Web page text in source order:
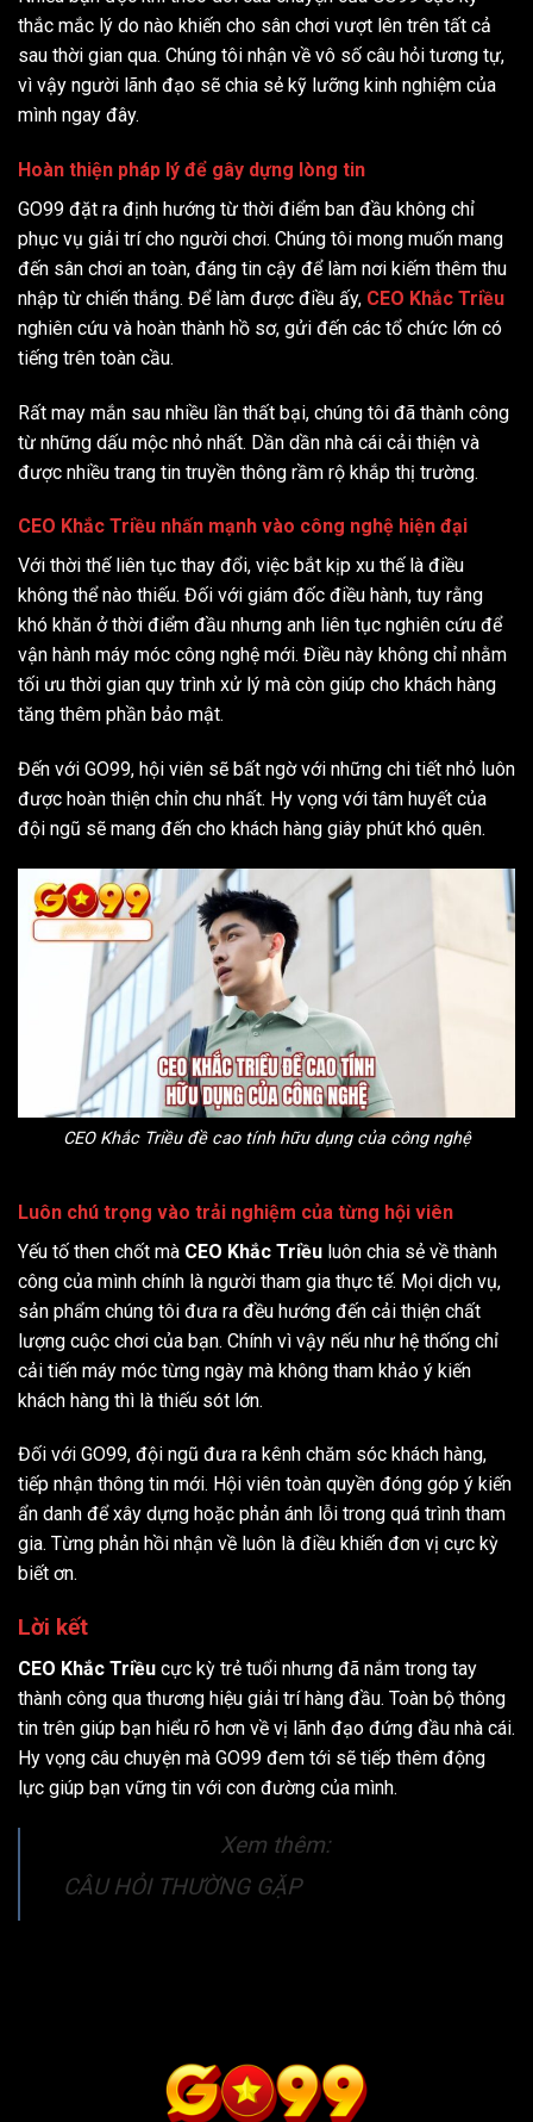
thắc mắc lý do nào khiến cho sân chơi vượt lên trên tất cả
sau thời gian qua. Chúng tôi nhận về vô số câu hỏi tương tự,
vì vậy người lãnh đạo sẽ chia sẻ kỹ lưỡng kinh nghiệm của
mình ngay đây.
Hoàn thiện pháp lý để gây dựng lòng tin
GO99 đặt ra định hướng từ thời điểm ban đầu không chỉ
phục vụ giải trí cho người chơi. Chúng tôi mong muốn mang
đến sân chơi an toàn, đáng tin cậy để làm nơi kiếm thêm thu
nhập từ chiến thắng. Để làm được điều ấy, CEO Khắc Triều
nghiên cứu và hoàn thành hồ sơ, gửi đến các tổ chức lớn có
tiếng trên toàn cầu.
Rất may mắn sau nhiều lần thất bại, chúng tôi đã thành công
từ những dấu mộc nhỏ nhất. Dần dần nhà cái cải thiện và
được nhiều trang tin truyền thông rầm rộ khắp thị trường.
CEO Khắc Triều nhấn mạnh vào công nghệ hiện đại
Với thời thế liên tục thay đổi, việc bắt kịp xu thế là điều
không thể nào thiếu. Đối với giám đốc điều hành, tuy rằng
khó khăn ở thời điểm đầu nhưng anh liên tục nghiên cứu để
vận hành máy móc công nghệ mới. Điều này không chỉ nhằm
tối ưu thời gian quy trình xử lý mà còn giúp cho khách hàng
tăng thêm phần bảo mật.
Đến với GO99, hội viên sẽ bất ngờ với những chi tiết nhỏ luôn
được hoàn thiện chỉn chu nhất. Hy vọng với tâm huyết của
đội ngũ sẽ mang đến cho khách hàng giây phút khó quên.
CEO Khắc Triều đề cao tính hữu dụng của công nghệ
Luôn chú trọng vào trải nghiệm của từng hội viên
Yếu tố then chốt mà CEO Khắc Triều luôn chia sẻ về thành
công của mình chính là người tham gia thực tế. Mọi dịch vụ,
sản phẩm chúng tôi đưa ra đều hướng đến cải thiện chất
lượng cuộc chơi của bạn. Chính vì vậy nếu như hệ thống chỉ
cải tiến máy móc từng ngày mà không tham khảo ý kiến
khách hàng thì là thiếu sót lớn.
Đối với GO99, đội ngũ đưa ra kênh chăm sóc khách hàng,
tiếp nhận thông tin mới. Hội viên toàn quyền đóng góp ý kiến
ẩn danh để xây dựng hoặc phản ánh lỗi trong quá trình tham
gia. Từng phản hồi nhận về luôn là điều khiến đơn vị cực kỳ
biết ơn.
Lời kết
CEO Khắc Triều cực kỳ trẻ tuổi nhưng đã nắm trong tay
thành công qua thương hiệu giải trí hàng đầu. Toàn bộ thông
tin trên giúp bạn hiểu rõ hơn về vị lãnh đạo đứng đầu nhà cái.
Hy vọng câu chuyện mà GO99 đem tới sẽ tiếp thêm động
lực giúp bạn vững tin với con đường của mình.
Xem thêm:
CÂU HỎI THƯỜNG GẶP